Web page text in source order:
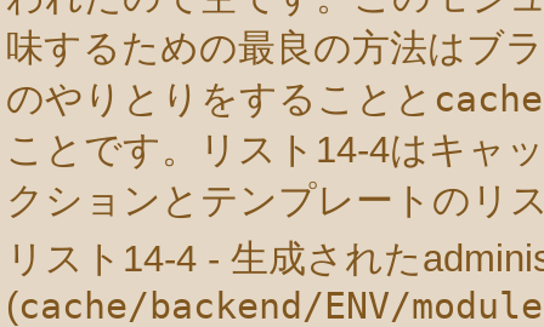
味するための最良の方法はブ
のやりとりをすることと
ことです。リスト14-4はキャ
クションとテンプレートのリ
リスト14-4 - 生成された
(cache/backend/ENV/